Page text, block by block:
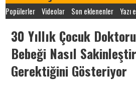
Popülerler Videolar Son eklenenler Yazı
30 Yıllık Çocuk
Bebeği Nasıl
Gerektiğini Gösteriyor